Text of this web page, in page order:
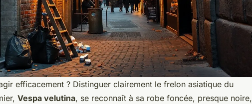
efficacement ? Distinguer clairement le frelon asiatique du
Vespa velutina, se reconnaît à sa robe foncée, presque noire,